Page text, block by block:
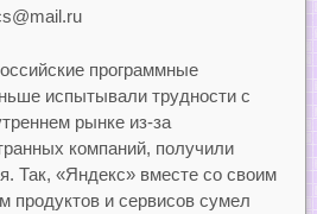
программные
испытывали трудности с
рынке из-за
компаний, получили
Так, «Яндекс» вместе со своим
и сервисов сумел